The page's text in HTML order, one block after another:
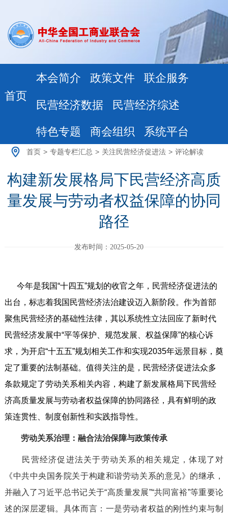
首页
本会简介 政策文件 联企服务
民营经济数据 民营经济综述
特色专题 商会组织 系统平台
首页 > 专题专栏汇总 > 关注民营经济促进法 > 评论解读
构建新发展格局下民营经济高质
量发展与劳动者权益保障的协同
路径
发布时间：2025-05-20
今年是我国“十四五”规划的收官之年，民营经济促进法的
出台，标志着我国民营经济法治建设迈入新阶段。作为首部
聚焦民营经济的基础性法律，其以系统性立法回应了新时代
民营经济发展中“平等保护、规范发展、权益保障”的核心诉
求，为开启“十五五”规划相关工作和实现2035年远景目标，奠
定了重要的法制基础。值得关注的是，民营经济促进法众多
条款规定了劳动关系相关内容，构建了新发展格局下民营经
济高质量发展与劳动者权益保障的协同路径，具有鲜明的政
策连贯性、制度创新性和实践指导性。
劳动关系治理：融合法治保障与政策传承
民营经济促进法关于劳动关系的相关规定，体现了对
《中共中央国务院关于构建和谐劳动关系的意见》的继承，
并融入了习近平总书记关于“高质量发展”“共同富裕”等重要论
述的深层逻辑。具体而言：一是劳动者权益的刚性约束与制